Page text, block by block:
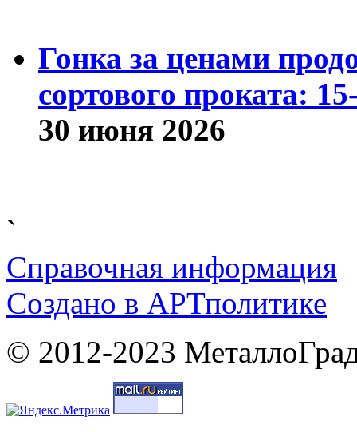
Гонка за ценами
сортового проката:
30 июня 2026
`
Справочная информация
Cоздано в АРТполитике
© 2012-2023